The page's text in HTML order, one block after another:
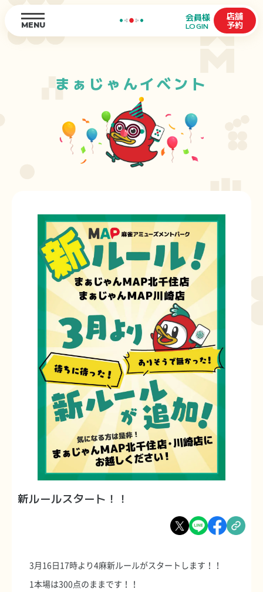
MENU
会員様
LOGIN
店舗
予約
まぁじゃんイベント
新ルールスタート！！
3月16日17時より4麻新ルールがスタートします！！
1本場は300点のままです！！